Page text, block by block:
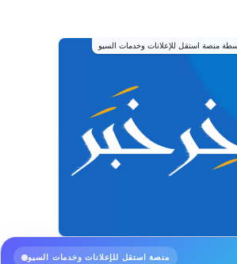
منصة استقل للإعلانات وخدمات السيو
منصة استقل للإعلانات وخدمات السيو